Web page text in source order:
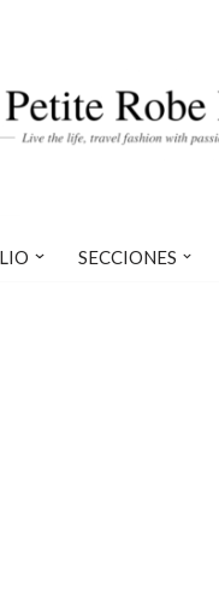
SECCIONES